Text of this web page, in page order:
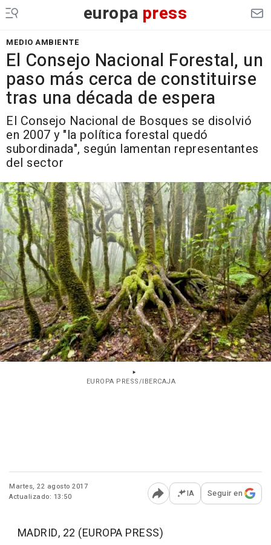
europa press
MEDIO AMBIENTE
El Consejo Nacional Forestal, un
paso más cerca de constituirse
tras una década de espera
El Consejo Nacional de Bosques se disolvió
en 2007 y "la política forestal quedó
subordinada", según lamentan representantes
del sector
EUROPA PRESS/IBERCAJA
Martes, 22 agosto 2017
Actualizado: 13:50
Abrir opciones para
IA Seguir en
MADRID, 22 (EUROPA PRESS)